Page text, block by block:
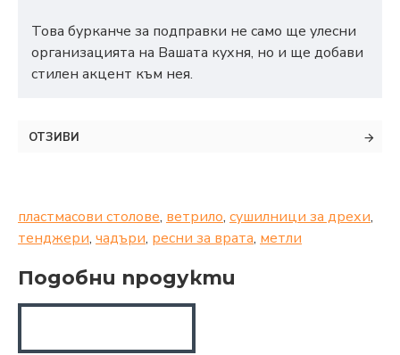
Това бурканче за подправки не само ще улесни
организацията на Вашата кухня, но и ще добави
стилен акцент към нея.
ОТЗИВИ
пластмасови столове, ветрило, сушилници за дрехи,
тенджери, чадъри, ресни за врата, метли
Подобни продукти